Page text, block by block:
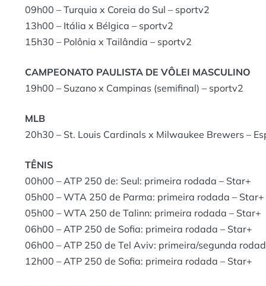
09h00 – Turquia x Coreia do Sul – sportv2
13h00 – Itália x Bélgica – sportv2
15h30 – Polônia x Tailândia – sportv2
CAMPEONATO PAULISTA DE VÔLEI MASCULINO
19h00 – Suzano x Campinas (semifinal) – sportv2
MLB
20h30 – St. Louis Cardinals x Milwaukee Brewers –
TÊNIS
00h00 – ATP 250 de: Seul: primeira rodada – Star+
05h00 – WTA 250 de Parma: primeira rodada – Star+
05h00 – WTA 250 de Talinn: primeira rodada – Star+
06h00 – ATP 250 de Sofia: primeira rodada – Star+
06h00 – ATP 250 de Tel Aviv: primeira/segunda
12h00 – ATP 250 de Sofia: primeira rodada – Star+